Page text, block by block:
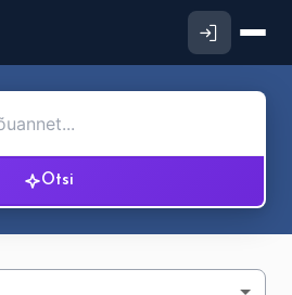
Otsi